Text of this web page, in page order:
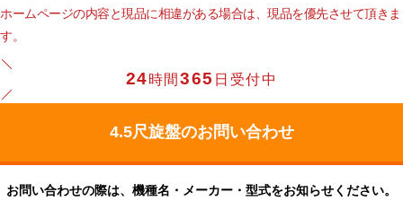
ホームページの内容と現品に相違がある場合は、現品を優先させて頂きま
す。
24時間365 日受付中
お問い合わせの際は、機種名・メーカー・型式をお知らせください。